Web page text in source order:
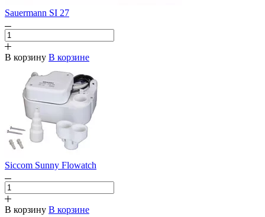
Sauermann SI 27
В корзину В корзине
Siccom Sunny Flowatch
В корзину В корзине